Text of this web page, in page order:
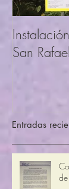
San
Entradas